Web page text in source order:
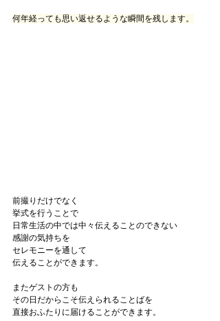
何年経っても思い返せるような瞬間を残します。
前撮りだけでなく
挙式を行うことで
日常生活の中では中々伝えることのできない
感謝の気持ちを
セレモニーを通して
伝えることができます。
またゲストの方も
その日だからこそ伝えられることばを
直接おふたりに届けることができます。